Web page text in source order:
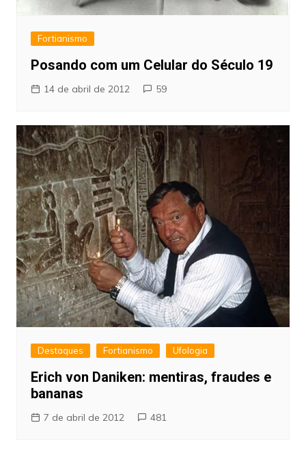
Fortianismo
Posando com um Celular do Século 19
14 de abril de 2012 59
Destaques Fortianismo Ufologia
Erich von Daniken: mentiras, fraudes e
bananas
7 de abril de 2012 481